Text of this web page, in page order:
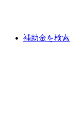
補助金を検索